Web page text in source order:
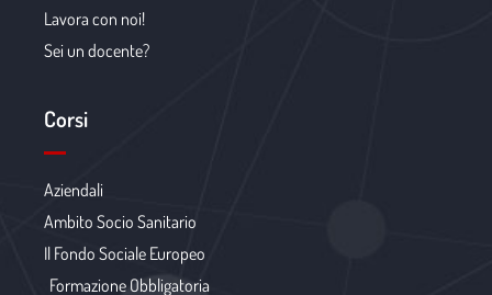
Lavora con noi!
Sei un docente?
Corsi
Aziendali
Ambito Socio Sanitario
Il Fondo Sociale Europeo
Formazione Obbligatoria